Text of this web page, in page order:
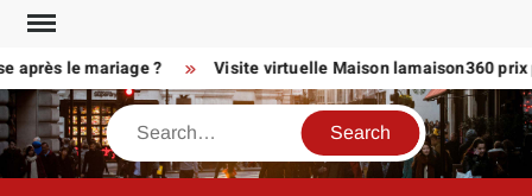
Skip
contentle mariage ? Visite virtuelle Maison lamaison360 prix
Search